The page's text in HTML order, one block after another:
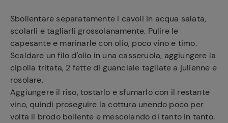
Sbollentare separatamente i cavoli in acqua salata,
scolarli e tagliarli grossolanamente. Pulire le
capesante e marinarle con olio, poco vino e timo.
Scaldare un filo d'olio in una casseruola, aggiungere la
cipolla tritata, 2 fette di guanciale tagliate a julienne e
rosolare.
Aggiungere il riso, tostarlo e sfumarlo con il restante
vino, quindi proseguire la cottura unendo poco per
volta il brodo bollente e mescolando di tanto in tanto.